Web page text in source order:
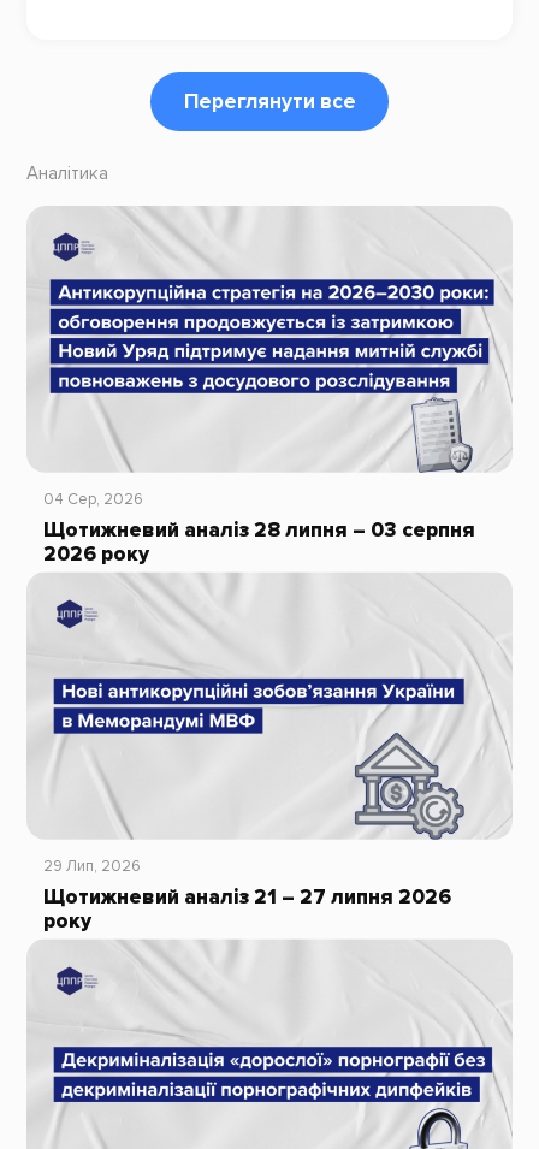
Переглянути все
Аналітика
04 Сер, 2026
Щотижневий аналіз 28 липня – 03 серпня
2026 року
29 Лип, 2026
Щотижневий аналіз 21 – 27 липня 2026
року